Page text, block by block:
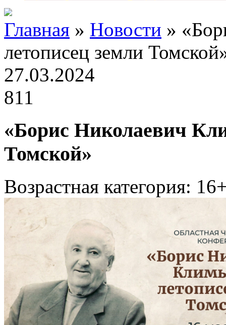
Главная » Новости »
летописец земли
27.03.2024
811
«Борис Николаевич
Томской»
Возрастная категория: